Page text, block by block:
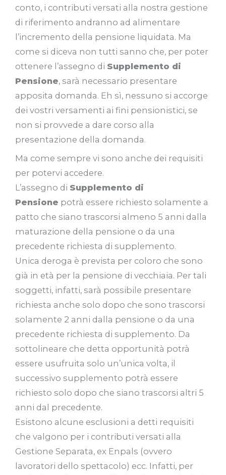
conto, i contributi versati alla nostra gestione
di riferimento andranno ad alimentare
l’incremento della pensione liquidata. Ma
come si diceva non tutti sanno che, per poter
ottenere l’assegno di Supplemento di
Pensione, sarà necessario presentare
apposita domanda. Eh sì, nessuno si accorge
dei vostri versamenti ai fini pensionistici, se
non si provvede a dare corso alla
presentazione della domanda.
Ma come sempre vi sono anche dei requisiti
per potervi accedere.
L’assegno di Supplemento di
Pensione potrà essere richiesto solamente a
patto che siano trascorsi almeno 5 anni dalla
maturazione della pensione o da una
precedente richiesta di supplemento.
Unica deroga è prevista per coloro che sono
già in età per la pensione di vecchiaia. Per tali
soggetti, infatti, sarà possibile presentare
richiesta anche solo dopo che sono trascorsi
solamente 2 anni dalla pensione o da una
precedente richiesta di supplemento. Da
sottolineare che detta opportunità potrà
essere usufruita solo un’unica volta, il
successivo supplemento potrà essere
richiesto solo dopo che siano trascorsi altri 5
anni dal precedente.
Esistono alcune esclusioni a detti requisiti
che valgono per i contributi versati alla
Gestione Separata, ex Enpals (ovvero
lavoratori dello spettacolo) ecc. Infatti, per